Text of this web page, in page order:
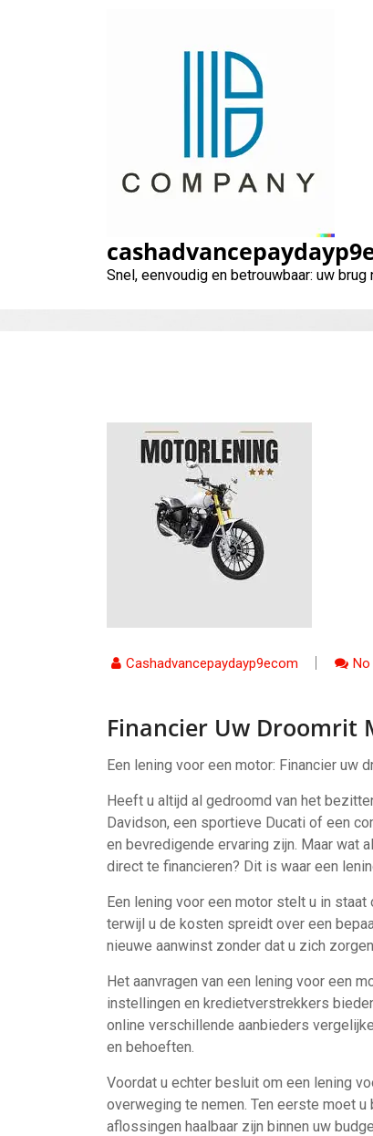
Snel, eenvoudig en betrouwbaar: uw
Financier
Cashadvancepaydayp9ecom
Financier Uw Droomrit
Een lening voor een motor: Financier uw
Heeft u altijd al gedroomd van het
Davidson, een sportieve Ducati of een
en bevredigende ervaring zijn. Maar wat
direct te financieren? Dit is waar een
Een lening voor een motor stelt u in
terwijl u de kosten spreidt over een
nieuwe aanwinst zonder dat u zich
Het aanvragen van een lening voor een
instellingen en kredietverstrekkers
online verschillende aanbieders
en behoeften.
Voordat u echter besluit om een lening
overweging te nemen. Ten eerste moet
aflossingen haalbaar zijn binnen uw